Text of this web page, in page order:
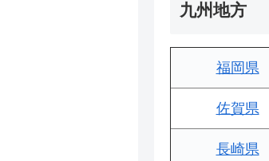
九州地方
福岡県
佐賀県
長崎県